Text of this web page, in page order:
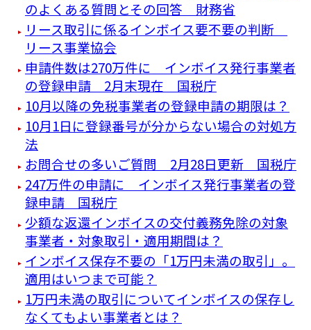
のよくある質問とその回答 財務省
リース取引に係るインボイス要不要の判断
リース事業協会
申請件数は270万件に インボイス発行事業者
の登録申請 2月末現在 国税庁
10月以降の免税事業者の登録申請の期限は？
10月1日に登録番号が分からない場合の対処方
法
お問合せの多いご質問 2月28日更新 国税庁
247万件の申請に インボイス発行事業者の登
録申請 国税庁
少額な返還インボイスの交付義務免除の対象
事業者・対象取引・適用期間は？
インボイス保存不要の「1万円未満の取引」。
適用はいつまで可能？
1万円未満の取引についてインボイスの保存し
なくてもよい事業者とは？